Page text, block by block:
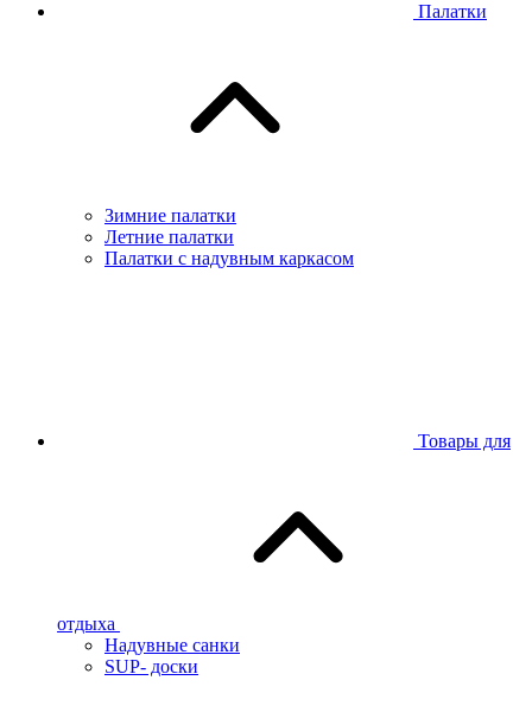
Палатки
Зимние палатки
Летние палатки
Палатки с надувным каркасом
Товары для
отдыха
Надувные санки
SUP- доски